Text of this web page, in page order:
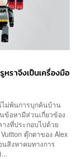
หราจึงเป็นเครื่องมือ
ม่พ้นการบุกค้นบ้าน
อหามีส่วนเกี่ยวข้อง
งที่ประกอบไปด้วย
ตุ๊กตาของ Alex
นสิงหาคมทางการ